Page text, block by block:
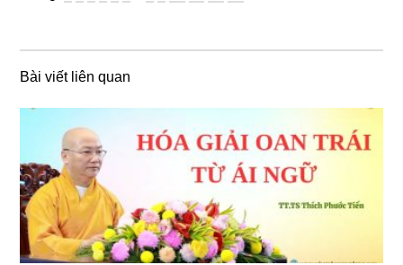
Bài viết liên quan